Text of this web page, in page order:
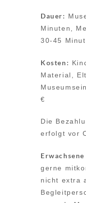
Dauer:
Minuten,
30-45
Kosten:
Material,
€
Die
erfolgt vor
gerne
nicht extra